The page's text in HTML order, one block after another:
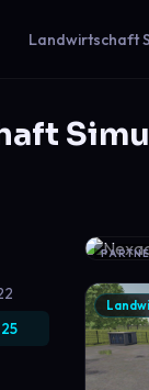
Landwirtschaft